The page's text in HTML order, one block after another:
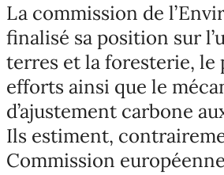
La commission de
finalisé sa position sur
terres et la foresterie, le
efforts ainsi que le
d’ajustement carbone
Ils estiment,
Commission